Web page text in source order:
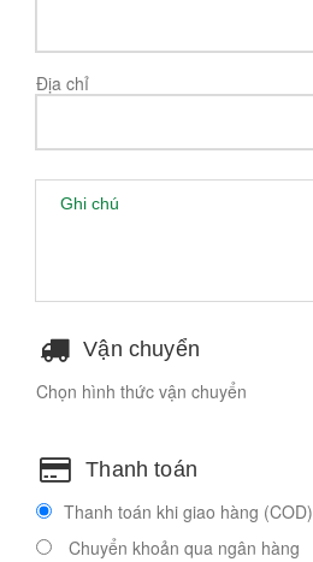
Địa chỉ
Vận chuyển
Chọn hình thức vận chuyển
Thanh toán
Thanh toán khi giao hàng (COD)
Chuyển khoản qua ngân hàng